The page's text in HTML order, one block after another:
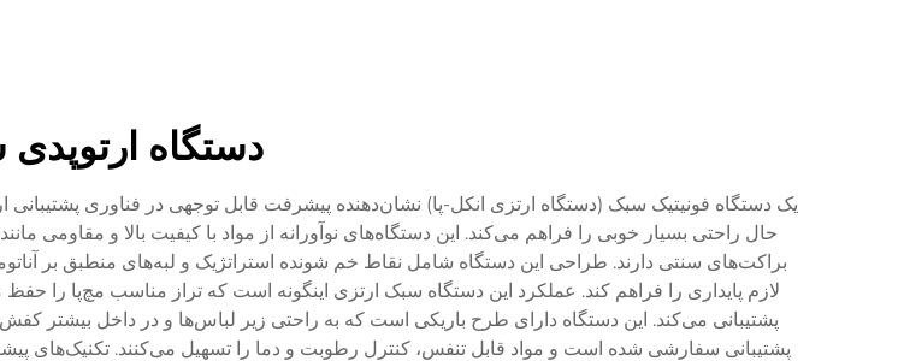
دستگاه
یک دستگاه فونیتیک سبک (دستگاه ارتزی انکل-پا) نشان‌دهنده پیشرفت قابل توجهی در فناوری
حال راحتی بسیار خوبی را فراهم می‌کند. این دستگاه‌های نوآورانه از مواد با کیفیت بالا و مقاومی
براکت‌های سنتی دارند. طراحی این دستگاه شامل نقاط خم شونده استراتژیک و لبه‌های منطبق بر
لازم پایداری را فراهم کند. عملکرد این دستگاه سبک ارتزی اینگونه است که تراز مناسب مچ‌پا را
پشتیبانی می‌کند. این دستگاه دارای طرح باریکی است که به راحتی زیر لباس‌ها و در داخل بیشتر
پشتیبانی سفارشی شده است و مواد قابل تنفس، کنترل رطوبت و دما را تسهیل می‌کنند. تکنیک‌های